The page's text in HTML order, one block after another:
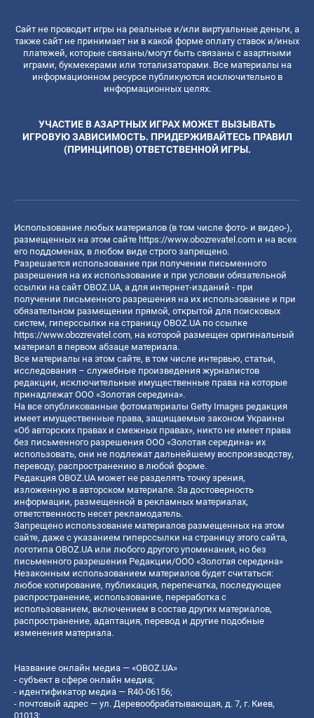
Сайт не проводит игры на реальные и/или виртуальные деньги, а
также сайт не принимает ни в какой форме оплату ставок и/иных
платежей, которые связаны/могут быть связаны с азартными
играми, букмекерами или тотализаторами. Все материалы на
информационном ресурсе публикуются исключительно в
информационных целях.
УЧАСТИЕ В АЗАРТНЫХ ИГРАХ МОЖЕТ ВЫЗЫВАТЬ
ИГРОВУЮ ЗАВИСИМОСТЬ. ПРИДЕРЖИВАЙТЕСЬ ПРАВИЛ
(ПРИНЦИПОВ) ОТВЕТСТВЕННОЙ ИГРЫ.
Использование любых материалов (в том числе фото- и видео-),
размещенных на этом сайте https://www.obozrevatel.com и на всех
его поддоменах, в любом виде строго запрещено.
Разрешается использование при получении письменного
разрешения на их использование и при условии обязательной
ссылки на сайт OBOZ.UA, а для интернет-изданий - при
получении письменного разрешения на их использование и при
обязательном размещении прямой, открытой для поисковых
систем, гиперссылки на страницу OBOZ.UA по ссылке
https://www.obozrevatel.com, на которой размещен оригинальный
материал в первом абзаце материала.
Все материалы на этом сайте, в том числе интервью, статьи,
исследования – служебные произведения журналистов
редакции, исключительные имущественные права на которые
принадлежат ООО «Золотая середина».
На все опубликованные фотоматериалы Getty Images редакция
имеет имущественные права, защищаемые законом Украины
«Об авторских правах и смежных правах», никто не имеет права
без письменного разрешения ООО «Золотая середина» их
использовать, они не подлежат дальнейшему воспроизводству,
переводу, распространению в любой форме.
Редакция OBOZ.UA может не разделять точку зрения,
изложенную в авторском материале. За достоверность
информации, размещенной в рекламных материалах,
ответственность несет рекламодатель.
Запрещено использование материалов размещенных на этом
сайте, даже с указанием гиперссылки на страницу этого сайта,
логотипа OBOZ.UA или любого другого упоминания, но без
письменного разрешения Редакции/ООО «Золотая середина»
Незаконным использованием материалов будет считаться:
любое копирование, публикация, перепечатка, последующее
распространение, использование, переработка с
использованием, включением в состав других материалов,
распространение, адаптация, перевод и другие подобные
изменения материала.
Название онлайн медиа — «OBOZ.UA»
- субъект в сфере онлайн медиа;
- идентификатор медиа — R40-06156;
- почтовый адрес — ул. Деревообрабатывающая, д. 7, г. Киев,
01013;